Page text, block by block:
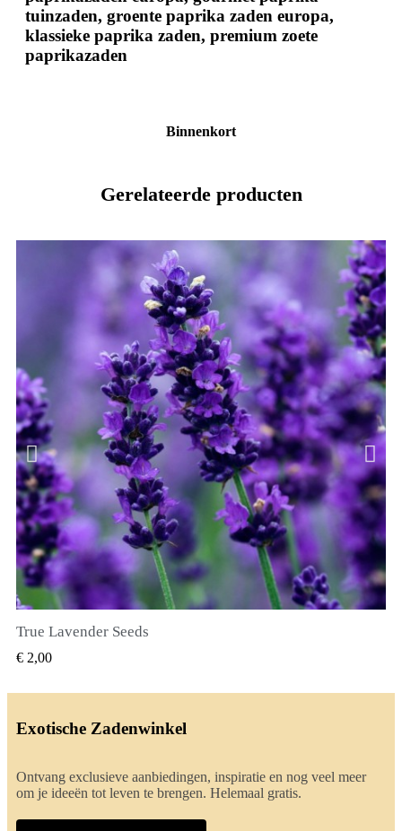
tuinzaden, groente paprika zaden europa,
klassieke paprika zaden, premium zoete
paprikazaden
Binnenkort
Gerelateerde producten
True Lavender Seeds
€ 2,00
Exotische Zadenwinkel
Ontvang exclusieve aanbiedingen, inspiratie en nog veel meer
om je ideeën tot leven te brengen. Helemaal gratis.